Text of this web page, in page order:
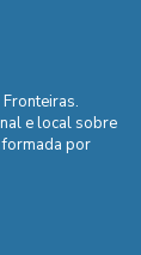
e local sobre
formada por